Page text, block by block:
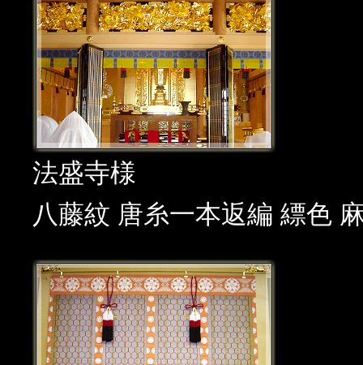
法盛寺様
八藤紋 唐糸一本返編 縹色